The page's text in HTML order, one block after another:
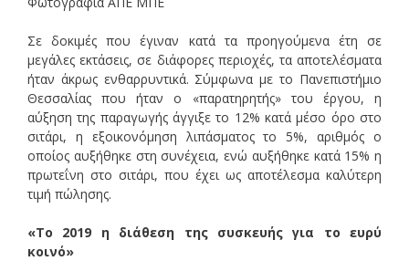
Σε δοκιμές που έγιναν κατά τα προηγούμενα έτη σε
μεγάλες εκτάσεις, σε διάφορες περιοχές, τα αποτελέσματα
ήταν άκρως ενθαρρυντικά. Σύμφωνα με το Πανεπιστήμιο
Θεσσαλίας που ήταν ο «παρατηρητής» του έργου, η
αύξηση της παραγωγής άγγιξε το 12% κατά μέσο όρο στο
σιτάρι, η εξοικονόμηση λιπάσματος το 5%, αριθμός ο
οποίος αυξήθηκε στη συνέχεια, ενώ αυξήθηκε κατά 15% η
πρωτεΐνη στο σιτάρι, που έχει ως αποτέλεσμα καλύτερη
τιμή πώλησης.
«Το 2019 η διάθεση της συσκευής για το ευρύ
κοινό»